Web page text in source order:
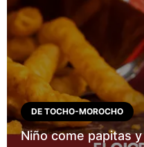
DE TOCHO-MOROCHO
Niño come papitas